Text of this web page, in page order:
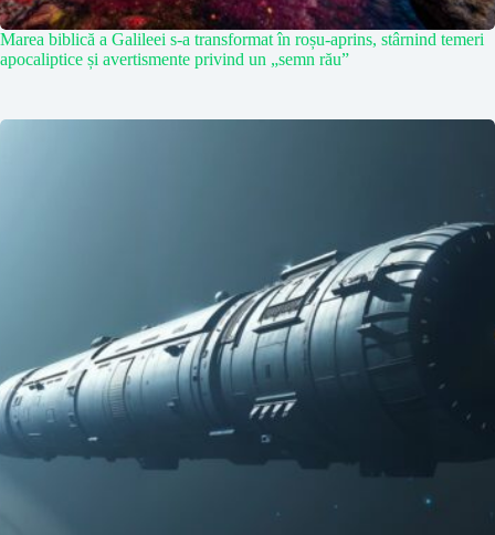
Marea biblică a Galileei s-a transformat în roșu-aprins, stârnind temeri
apocaliptice și avertismente privind un „semn rău”